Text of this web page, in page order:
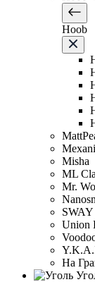
Hoob
Misha
ML
Mr.
SWAY
Union
На